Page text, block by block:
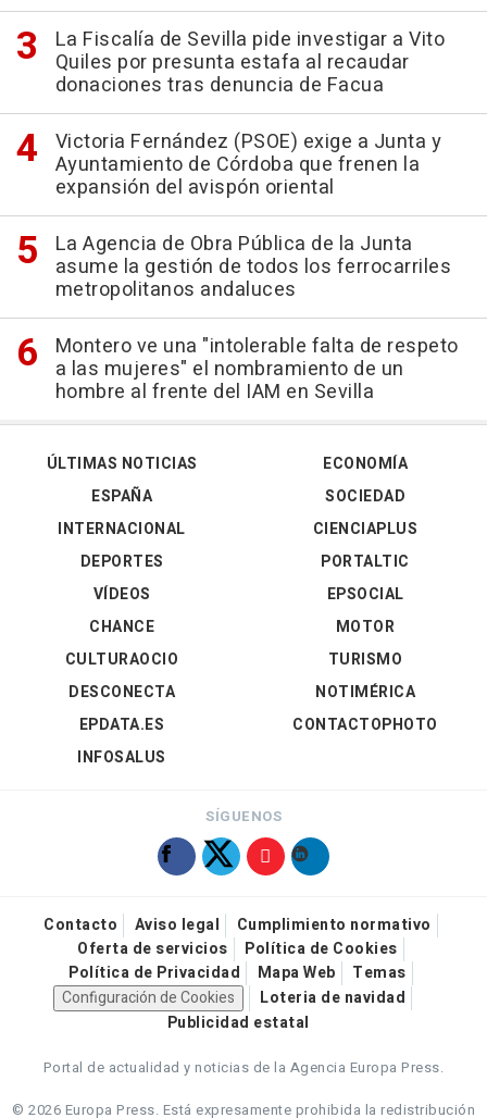
La Fiscalía de Sevilla pide investigar a Vito
Quiles por presunta estafa al recaudar
donaciones tras denuncia de Facua
Victoria Fernández (PSOE) exige a Junta y
Ayuntamiento de Córdoba que frenen la
expansión del avispón oriental
La Agencia de Obra Pública de la Junta
asume la gestión de todos los ferrocarriles
metropolitanos andaluces
Montero ve una "intolerable falta de respeto
a las mujeres" el nombramiento de un
hombre al frente del IAM en Sevilla
ÚLTIMAS NOTICIAS
ESPAÑA
INTERNACIONAL
DEPORTES
VÍDEOS
ECONOMÍA
SOCIEDAD
CIENCIAPLUS
PORTALTIC
EPSOCIAL
CHANCE
CULTURAOCIO
DESCONECTA
EPDATA.ES
INFOSALUS
MOTOR
TURISMO
NOTIMÉRICA
CONTACTOPHOTO
SÍGUENOS
Contacto Aviso legal
Cumplimiento normativo
Oferta de servicios
Política de Cookies
Política de Privacidad
Mapa Web
Temas
Configuración de Cookies
Loteria de navidad
Publicidad estatal
Portal de actualidad y noticias de la Agencia Europa Press.
© 2026 Europa Press. Está expresamente prohibida la redistribución